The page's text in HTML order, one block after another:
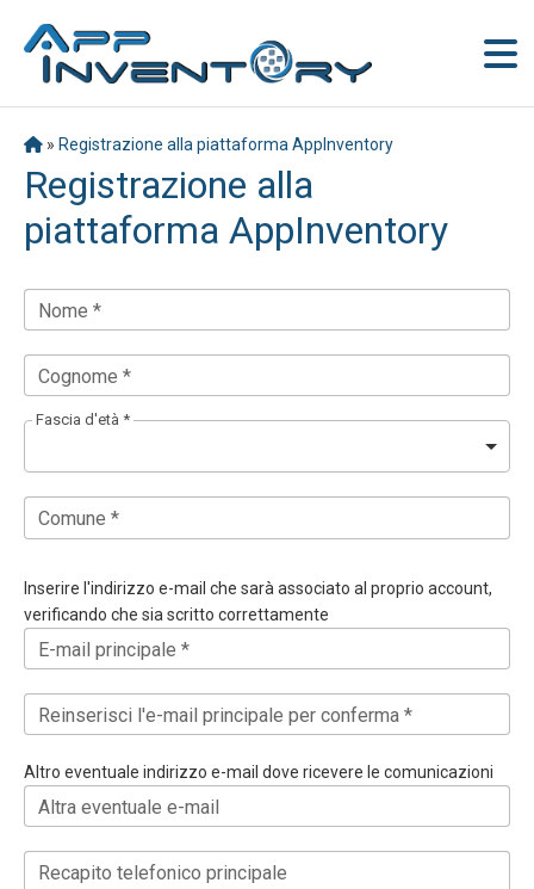
» Registrazione alla piattaforma AppInventory
Registrazione alla
piattaforma AppInventory
Nome *
Cognome *
Fascia d'età *
Comune *
Inserire l'indirizzo e-mail che sarà associato al proprio account,
verificando che sia scritto correttamente
E-mail principale *
Reinserisci l'e-mail principale per conferma *
Altro eventuale indirizzo e-mail dove ricevere le comunicazioni
Altra eventuale e-mail
Recapito telefonico principale